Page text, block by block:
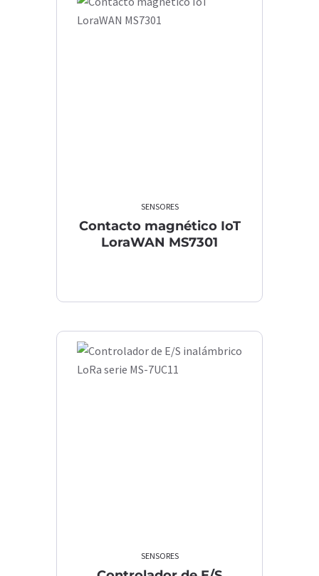
SENSORES
Contacto magnético IoT
LoraWAN MS7301
SENSORES